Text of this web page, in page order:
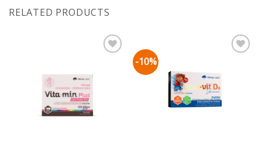
RELATED PRODUCTS
-10%